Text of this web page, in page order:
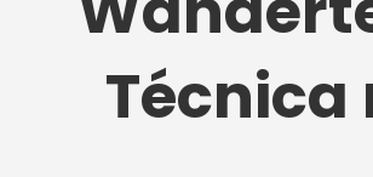
Técnica